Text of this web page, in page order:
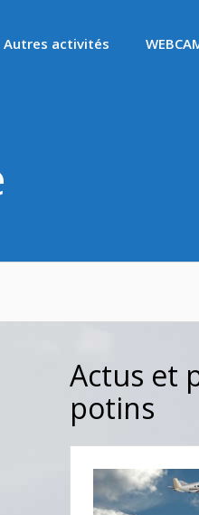
Autres activités
Actus et
potins